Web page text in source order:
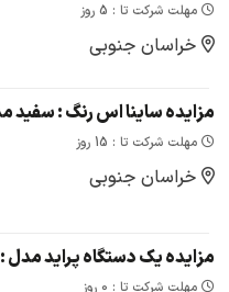
مهلت شرکت تا : 5 روز
خراسان جنوبی
مهلت شرکت تا : 15 روز
خراسان جنوبی
مزایده یک دستگاه پراید مدل : 89
مهلت شرکت تا : 0 روز